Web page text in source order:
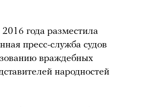
года разместила
пресс-служба судов
враждебных
народностей